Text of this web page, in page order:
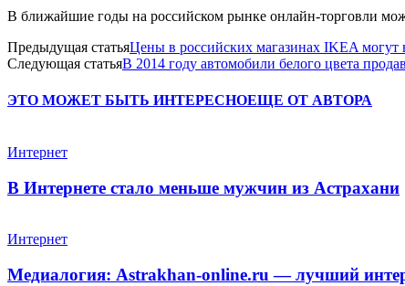
В ближайшие годы на российском рынке онлайн-торговли
Предыдущая статьяЦены в российских магазинах IKEA могут
Следующая статьяВ 2014 году автомобили белого цвета
ЭТО МОЖЕТ БЫТЬ ИНТЕРЕСНОЕЩЕ ОТ АВТОРА
Интернет
В Интернете стало меньше мужчин из Астрахани
Интернет
Медиалогия: Astrakhan-online.ru — лучший